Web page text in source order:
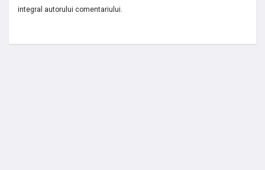
integral autorului comentariului.